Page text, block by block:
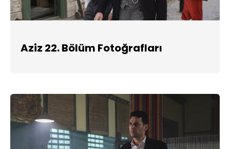
Aziz 22. Bölüm Fotoğrafları